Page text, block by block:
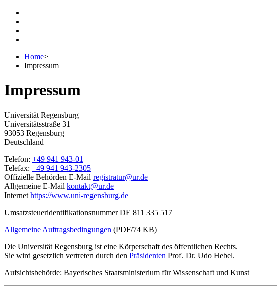
Home>
Impressum
Impressum
Universität Regensburg
Universitätsstraße 31
93053 Regensburg
Deutschland
Telefon: +49 941 943-01
Telefax: +49 941 943-2305
Offizielle Behörden E-Mail registratur@ur.de
Allgemeine E-Mail kontakt@ur.de
Internet https://www.uni-regensburg.de
Umsatzsteueridentifikationsnummer DE 811 335 517
Allgemeine Auftragsbedingungen (PDF/74 KB)
Die Universität Regensburg ist eine Körperschaft des öffentlichen Rechts.
Sie wird gesetzlich vertreten durch den Präsidenten Prof. Dr. Udo Hebel.
Aufsichtsbehörde: Bayerisches Staatsministerium für Wissenschaft und Kunst